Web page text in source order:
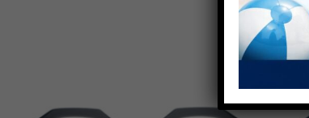
επιθυμιών